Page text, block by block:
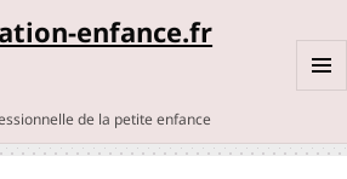
enfance.fr
de la petite enfance